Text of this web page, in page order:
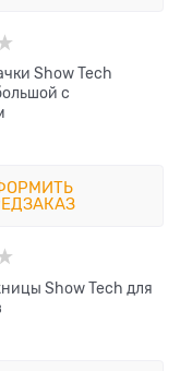
Show Tech
с
Show Tech для